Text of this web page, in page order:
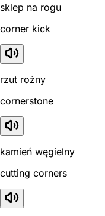
sklep na rogu
corner kick
rzut rożny
cornerstone
kamień węgielny
cutting corners